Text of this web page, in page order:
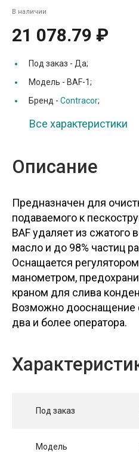
В наличии
21 078.79 ₽
Под заказ - Да;
Модель - BAF-1;
Бренд - Contracor;
Все характеристики
Описание
Предназначен для
подаваемого к
BAF удаляет из сжатого
масло и до 98% частиц
Оснащается
манометрoм,
краном для слива
Возможно дооснащение
два и более оператора.
Под заказ
Модель